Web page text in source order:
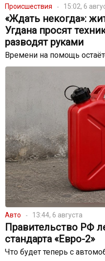
Происшествия 15:02, 6
«Ждать некогда»:
Угдана просят
разводят руками
Времени на помощь
Авто 13:44, 6 августа
Правительство РФ
стандарта «Евро-2»
Что будет теперь с